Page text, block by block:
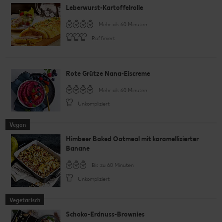
Leberwurst-Kartoffelrolle
Mehr als 60 Minuten
Raffiniert
Vegan
Rote Grütze Nana-Eiscreme
Mehr als 60 Minuten
Unkompliziert
Vegetarisch
Himbeer Baked Oatmeal mit karamellisierter
Banane
Bis zu 60 Minuten
Unkompliziert
Schoko-Erdnuss-Brownies